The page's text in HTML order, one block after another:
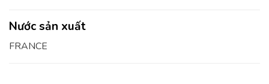
Nước sản xuất
FRANCE